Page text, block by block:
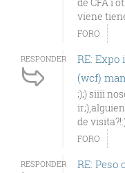
viene
FORO
RESPONDER
RE:
(wcf)
;);) siiii
de
FORO
RESPONDER RE: